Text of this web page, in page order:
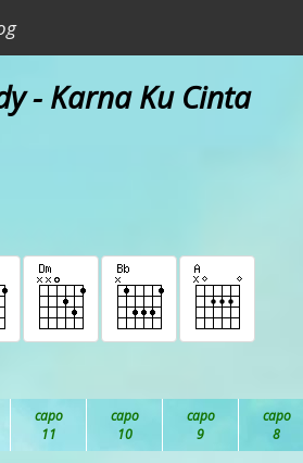
- Karna Ku Cinta